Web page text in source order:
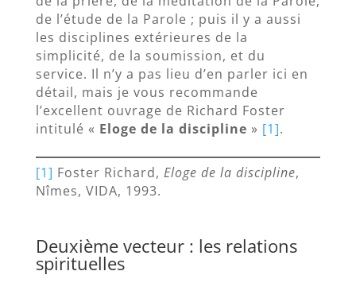
de l’étude de la Parole ; puis il y a aussi
les disciplines extérieures de la
simplicité, de la soumission, et du
service. Il n’y a pas lieu d’en parler ici en
détail, mais je vous recommande
l’excellent ouvrage de Richard Foster
intitulé « Eloge de la discipline » [1].
[1] Foster Richard, Eloge de la discipline,
Nîmes, VIDA, 1993.
Deuxième vecteur : les relations
spirituelles